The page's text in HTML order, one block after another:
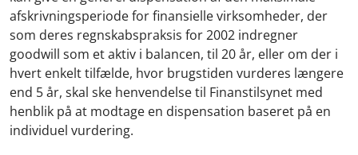
afskrivningsperiode for finansielle virksomheder, der
som deres regnskabspraksis for 2002 indregner
goodwill som et aktiv i balancen, til 20 år, eller om der i
hvert enkelt tilfælde, hvor brugstiden vurderes længere
end 5 år, skal ske henvendelse til Finanstilsynet med
henblik på at modtage en dispensation baseret på en
individuel vurdering.